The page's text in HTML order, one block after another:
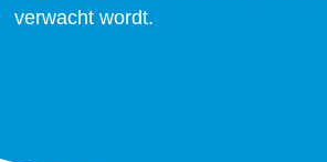
verwacht wordt.